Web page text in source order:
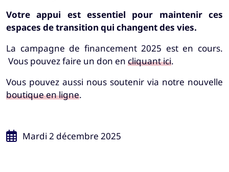
Votre appui est essentiel pour maintenir ces
espaces de transition qui changent des vies.
La campagne de financement 2025 est en cours.
Vous pouvez faire un don en cliquant ici.
Vous pouvez aussi nous soutenir via notre nouvelle
boutique en ligne.
Mardi 2 décembre 2025